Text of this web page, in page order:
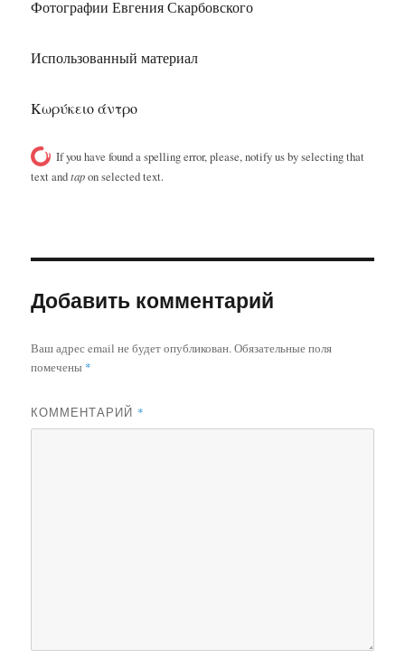
Фотографии Евгения Скарбовского
Использованный материал
Κωρύκειο άντρο
If you have found a spelling error, please, notify us by selecting that
text andtapon selected text.
Добавить комментарий
Ваш адрес email не будет опубликован. Обязательные поля
помечены *
КОММЕНТАРИЙ *